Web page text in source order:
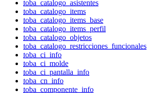
toba_catalogo_asistentes
toba_catalogo_items
toba_catalogo_items_base
toba_catalogo_items_perfil
toba_catalogo_objetos
toba_catalogo_restricciones_funcionales
toba_ci_info
toba_ci_molde
toba_ci_pantalla_info
toba_cn_info
toba_componente_info